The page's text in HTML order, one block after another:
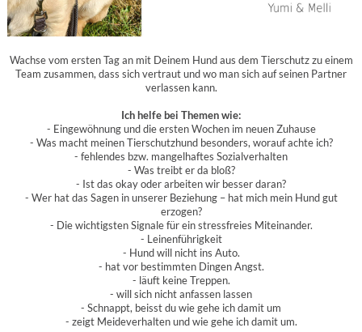
Wachse vom ersten Tag an mit Deinem Hund aus dem Tierschutz zu einem
Team zusammen, dass sich vertraut und wo man sich auf seinen Partner
verlassen kann.
Ich helfe bei Themen wie:
- Eingewöhnung und die ersten Wochen im neuen Zuhause
- Was macht meinen Tierschutzhund besonders, worauf achte ich?
- fehlendes bzw. mangelhaftes Sozialverhalten
- Was treibt er da bloß?
- Ist das okay oder arbeiten wir besser daran?
- Wer hat das Sagen in unserer Beziehung – hat mich mein Hund gut
erzogen?
- Die wichtigsten Signale für ein stressfreies Miteinander.
- Leinenführigkeit
- Hund will nicht ins Auto.
- hat vor bestimmten Dingen Angst.
- läuft keine Treppen.
- will sich nicht anfassen lassen
- Schnappt, beisst du wie gehe ich damit um
- zeigt Meideverhalten und wie gehe ich damit um.